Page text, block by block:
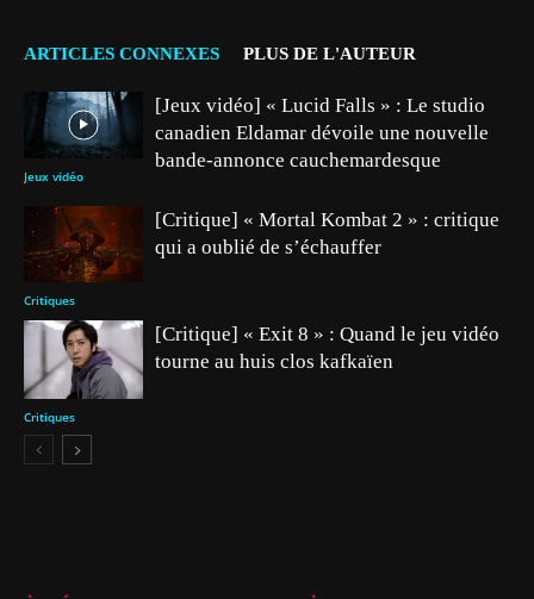
ARTICLES CONNEXES PLUS DE L'AUTEUR
Jeux vidéo
[Jeux vidéo] « Lucid Falls » : Le studio
canadien Eldamar dévoile une nouvelle
bande-annonce cauchemardesque
Critiques
[Critique] « Mortal Kombat 2 » : critique
qui a oublié de s’échauffer
Critiques
[Critique] « Exit 8 » : Quand le jeu vidéo
tourne au huis clos kafkaïen